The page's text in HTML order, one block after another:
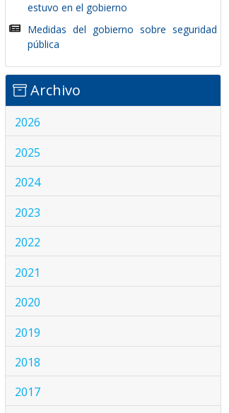
estuvo en el gobierno
Medidas del gobierno sobre seguridad
pública
Archivo
2026
2025
2024
2023
2022
2021
2020
2019
2018
2017